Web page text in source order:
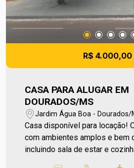
pequenas variações.
R$ 4.000,00
CASA PARA ALUGAR EM
DOURADOS/MS
Jardim Água Boa - Dourados/
Casa disponível para locação!
com ambientes amplos e bem
incluindo sala de estar e